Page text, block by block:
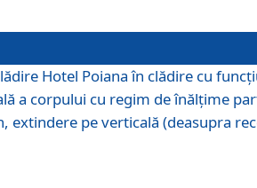
Hotel Poiana în clădire cu
a corpului cu regim de înălţime
pe verticală (deasupra